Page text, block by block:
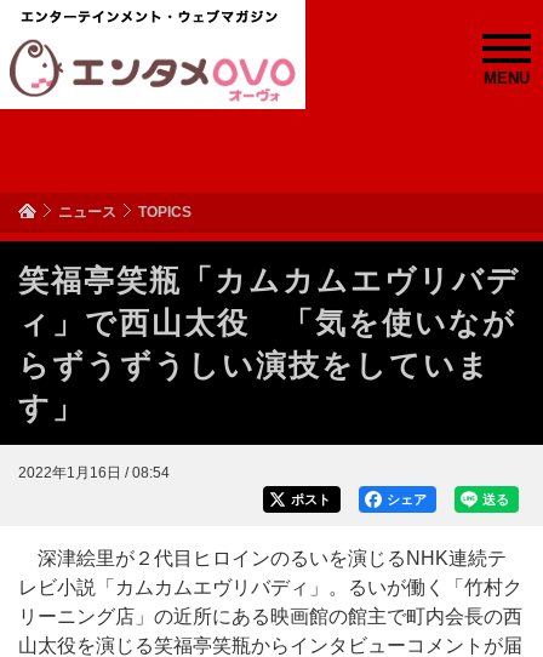
MENU
ニュース TOPICS
笑福亭笑瓶「カムカムエヴリバデ
ィ」で西山太役 「気を使いなが
らずうずうしい演技をしていま
す」
2022年1月16日 / 08:54
送る
シェア
ポスト
深津絵里が２代目ヒロインのるいを演じるNHK連続テ
レビ小説「カムカムエヴリバディ」。るいが働く「竹村ク
リーニング店」の近所にある映画館の館主で町内会長の西
山太役を演じる笑福亭笑瓶からインタビューコメントが届